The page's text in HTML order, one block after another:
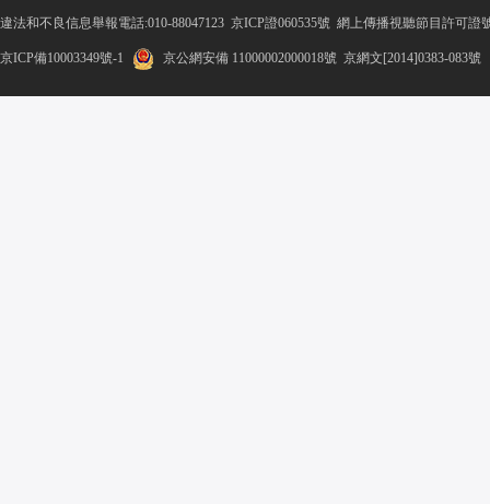
違法和不良信息舉報電話:010-88047123 京ICP證060535號 網上傳播視聽節目許可證
京ICP備10003349號-1 京公網安備 11000002000018號 京網文[2014]0383-083號